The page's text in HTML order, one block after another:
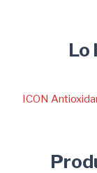
Lo
ICON